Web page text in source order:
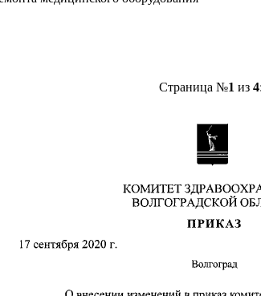
Страница №1 из 4: